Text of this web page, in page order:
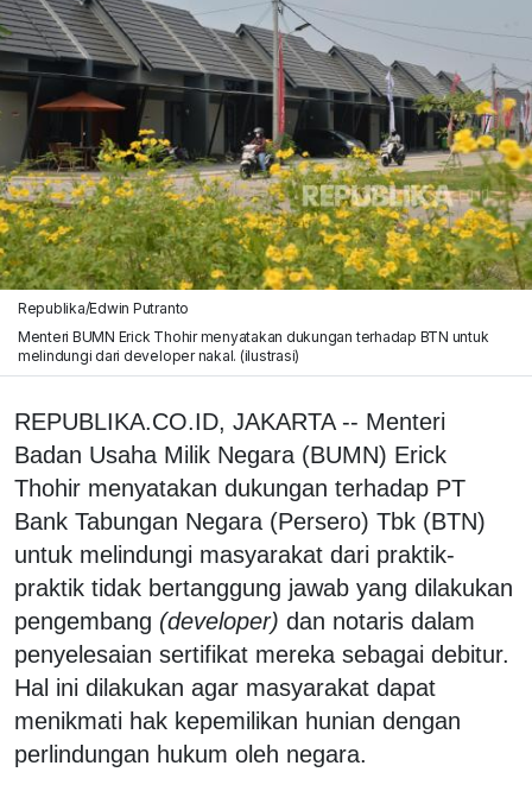
Republika/Edwin Putranto
Menteri BUMN Erick Thohir menyatakan dukungan terhadap BTN untuk
melindungi dari developer nakal. (ilustrasi)
REPUBLIKA.CO.ID, JAKARTA -- Menteri
Badan Usaha Milik Negara (BUMN) Erick
Thohir menyatakan dukungan terhadap PT
Bank Tabungan Negara (Persero) Tbk (BTN)
untuk melindungi masyarakat dari praktik-
praktik tidak bertanggung jawab yang dilakukan
pengembang (developer) dan notaris dalam
penyelesaian sertifikat mereka sebagai debitur.
Hal ini dilakukan agar masyarakat dapat
menikmati hak kepemilikan hunian dengan
perlindungan hukum oleh negara.